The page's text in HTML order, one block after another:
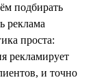
подбирать
реклама
проста:
рекламирует
и точно